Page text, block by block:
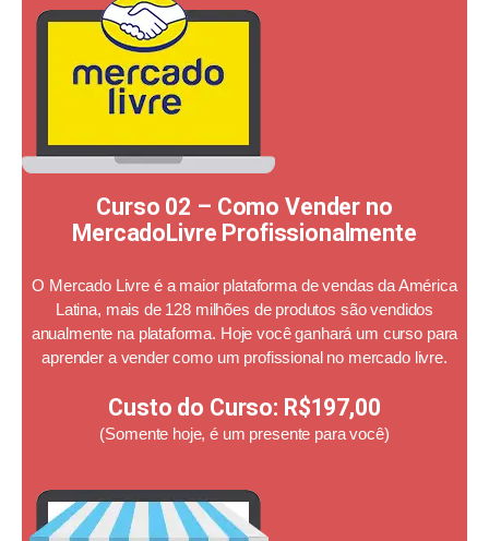
Curso 02 – Como Vender no
MercadoLivre Profissionalmente
O Mercado Livre é a maior plataforma de vendas da América
Latina, mais de 128 milhões de produtos são vendidos
anualmente na plataforma. Hoje você ganhará um curso para
aprender a vender como um profissional no mercado livre.
Custo do Curso: R$197,00
(Somente hoje, é um presente para você)